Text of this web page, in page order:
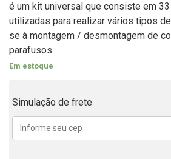
é um kit universal que consiste em
utilizadas para realizar vários tipos
se à montagem / desmontagem de
parafusos
Em estoque
Simulação de frete